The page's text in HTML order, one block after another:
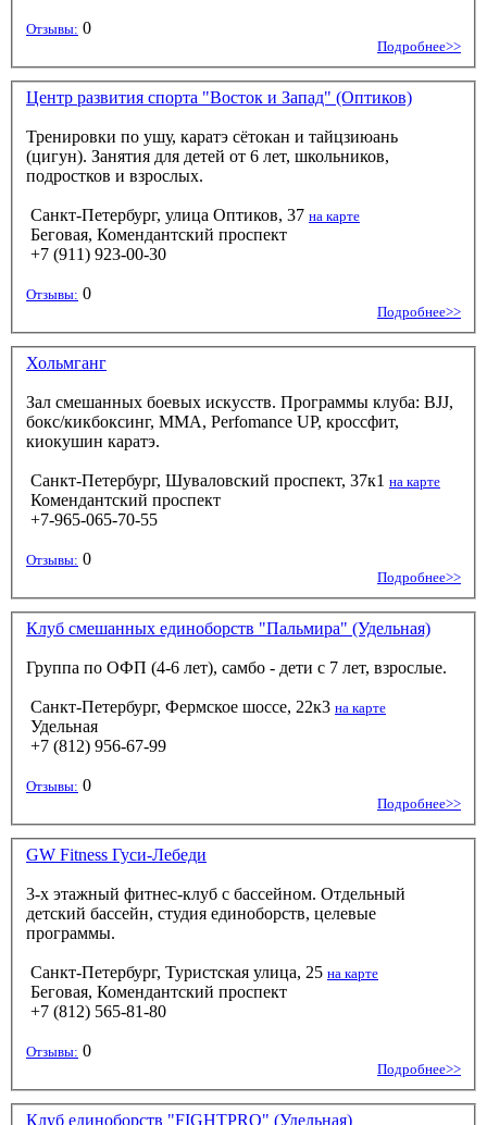
Отзывы: 0
Подробнее>>
Центр развития спорта "Восток и Запад" (Оптиков)
Тренировки по ушу, каратэ сётокан и тайцзиюань
(цигун). Занятия для детей от 6 лет, школьников,
подростков и взрослых.
Санкт-Петербург, улица Оптиков, 37 на карте
Беговая, Комендантский проспект
+7 (911) 923-00-30
Отзывы: 0
Подробнее>>
Хольмганг
Зал смешанных боевых искусств. Программы клуба: BJJ,
бокс/кикбоксинг, ММА, Perfomance UP, кроссфит,
киокушин каратэ.
Санкт-Петербург, Шуваловский проспект, 37к1 на карте
Комендантский проспект
+7-965-065-70-55
Отзывы: 0
Подробнее>>
Клуб смешанных единоборств "Пальмира" (Удельная)
Группа по ОФП (4-6 лет), самбо - дети с 7 лет, взрослые.
Санкт-Петербург, Фермское шоссе, 22к3 на карте
Удельная
+7 (812) 956-67-99
Отзывы: 0
Подробнее>>
GW Fitness Гуси-Лебеди
3-х этажный фитнес-клуб с бассейном. Отдельный
детский бассейн, студия единоборств, целевые
программы.
Санкт-Петербург, Туристская улица, 25 на карте
Беговая, Комендантский проспект
+7 (812) 565-81-80
Отзывы: 0
Подробнее>>
Клуб единоборств "FIGHTPRO" (Удельная)